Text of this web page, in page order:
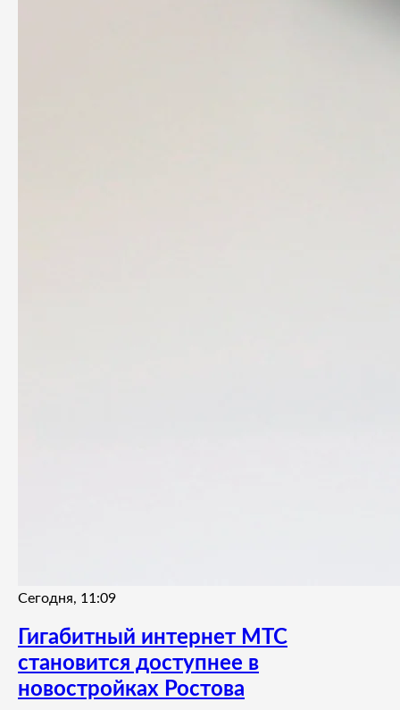
Сегодня, 11:09
Гигабитный интернет МТС
становится доступнее в
новостройках Ростова